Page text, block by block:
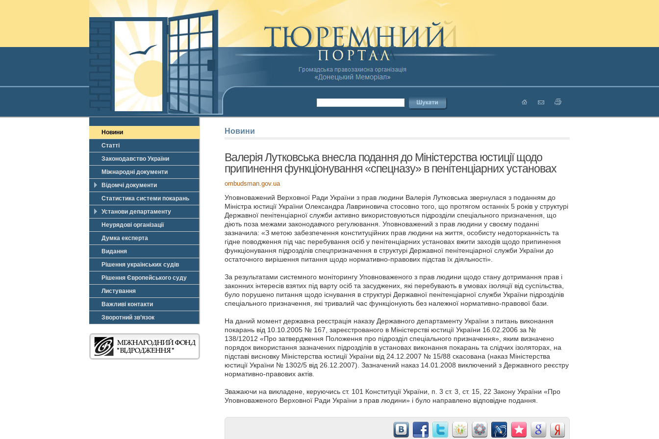
Новини
Статті
Законодавство України
Міжнародні документи
Відомчі документи
Статистика системи покарань
Установи департаменту
Неурядові організації
Думка експерта
Видання
Рішення українських судів
Рішення Європейського суду
Листування
Важливі контакти
Зворотний зв’язок
Новини
Валерія Лутковська внесла подання до Міністерства юстиції щодо
припинення функціонування «спецназу» в пенітенціарних установах
ombudsman.gov.ua
Уповноважений Верховної Ради України з прав людини Валерія Лутковська звернулася з поданням до
Міністра юстиції України Олександра Лавриновича стосовно того, що протягом останніх 5 років у структурі
Державної пенітенціарної служби активно використовуються підрозділи спеціального призначення, що
діють поза межами законодавчого регулювання. Уповноважений з прав людини у своєму поданні
зазначила: «З метою забезпечення конституційних прав людини на життя, особисту недоторканність та
гідне поводження під час перебування осіб у пенітенціарних установах вжити заходів щодо припинення
функціонування підрозділів спецпризначення в структурі Державної пенітенціарної служби України до
остаточного вирішення питання щодо нормативно-правових підстав їх діяльності».
За результатами системного моніторингу Уповноваженого з прав людини щодо стану дотримання прав і
законних інтересів взятих під варту осіб та засуджених, які перебувають в умовах ізоляції від суспільства,
було порушено питання щодо існування в структурі Державної пенітенціарної служби України підрозділів
спеціального призначення, які тривалий час функціонують без належної нормативно-правової бази.
На даний момент державна реєстрація наказу Державного департаменту України з питань виконання
покарань від 10.10.2005 № 167, зареєстрованого в Міністерстві юстиції України 16.02.2006 за №
138/12012 «Про затвердження Положення про підрозділ спеціального призначення», яким визначено
порядок використання зазначених підрозділів в установах виконання покарань та слідчих ізоляторах, на
підставі висновку Міністерства юстиції України від 24.12.2007 № 15/88 скасована (наказ Міністерства
юстиції України № 1302/5 від 26.12.2007). Зазначений наказ 14.01.2008 виключений з Державного реєстру
нормативно-правових актів.
Зважаючи на викладене, керуючись ст. 101 Конституції України, п. 3 ст. 3, ст. 15, 22 Закону України «Про
Уповноваженого Верховної Ради України з прав людини» і було направлено відповідне подання.